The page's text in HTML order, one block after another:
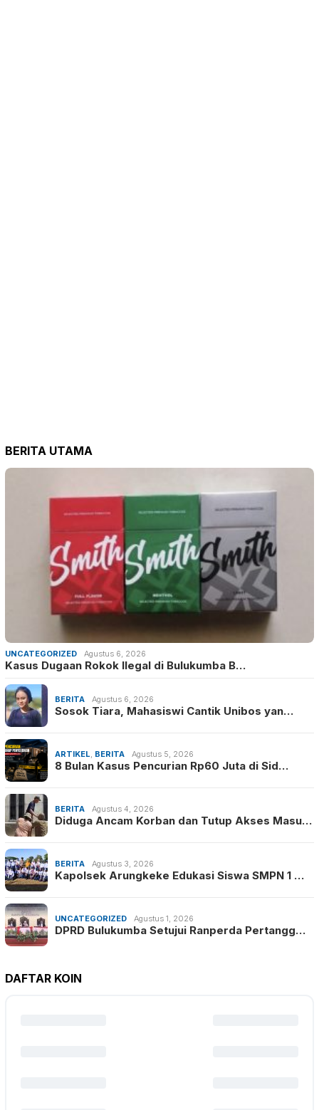
BERITA UTAMA
UNCATEGORIZED Agustus 6, 2026
Kasus Dugaan Rokok Ilegal di Bulukumba B…
BERITA Agustus 6, 2026
Sosok Tiara, Mahasiswi Cantik Unibos yan…
ARTIKEL BERITA Agustus 5, 2026
8 Bulan Kasus Pencurian Rp60 Juta di Sid…
BERITA Agustus 4, 2026
Diduga Ancam Korban dan Tutup Akses Masu…
BERITA Agustus 3, 2026
Kapolsek Arungkeke Edukasi Siswa SMPN 1 …
UNCATEGORIZED Agustus 1, 2026
DPRD Bulukumba Setujui Ranperda Pertangg…
DAFTAR KOIN